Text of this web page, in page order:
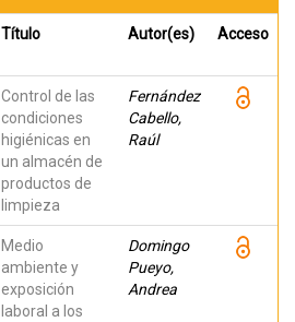
Título Autor(es) Acceso
Control de las
condiciones
higiénicas en
un almacén de
productos de
limpieza
Fernández
Cabello,
Raúl
Medio
ambiente y
exposición
laboral a los
Domingo
Pueyo,
Andrea